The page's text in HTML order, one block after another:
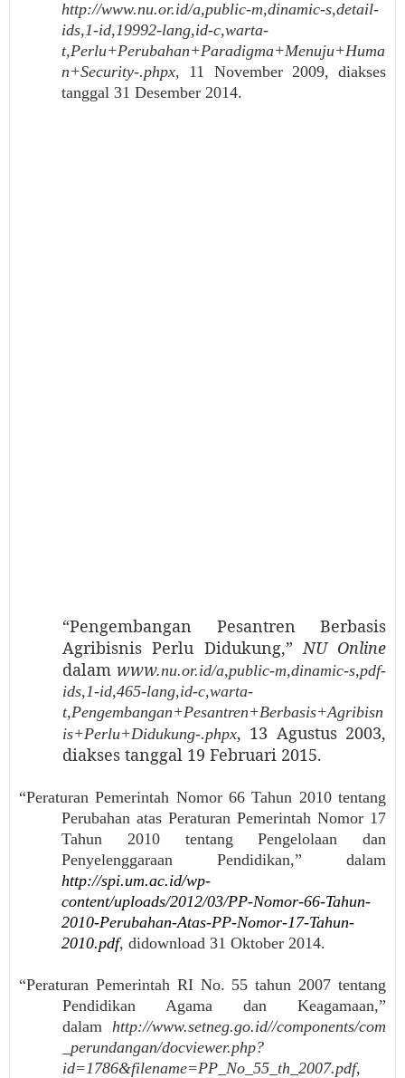
http://www.nu.or.id/a,public-m,dinamic-s,detail-
ids,1-id,19992-lang,id-c,warta-
t,Perlu+Perubahan+Paradigma+Menuju+Huma
n+Security-.phpx, 11 November 2009, diakses
tanggal 31 Desember 2014.
“Pengembangan Pesantren Berbasis
Agribisnis Perlu Didukung,”NU Online
dalam www.nu.or.id/a,public-m,dinamic-s,pdf-
ids,1-id,465-lang,id-c,warta-
t,Pengembangan+Pesantren+Berbasis+Agribisn
is+Perlu+Didukung-.phpx, 13 Agustus 2003,
diakses tanggal 19 Februari 2015.
“Peraturan Pemerintah Nomor 66 Tahun 2010 tentang
Perubahan atas Peraturan Pemerintah Nomor 17
Tahun 2010 tentang Pengelolaan dan
Penyelenggaraan Pendidikan,” dalam
http://spi.um.ac.id/wp-
content/uploads/2012/03/PP-Nomor-66-Tahun-
2010-Perubahan-Atas-PP-Nomor-17-Tahun-
2010.pdf, didownload 31 Oktober 2014.
“Peraturan Pemerintah RI No. 55 tahun 2007 tentang
Pendidikan Agama dan Keagamaan,”
dalam http://www.setneg.go.id//components/com
_perundangan/docviewer.php?
id=1786&filename=PP_No_55_th_2007.pdf,